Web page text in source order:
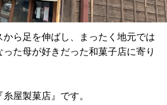
ら足を伸ばし、まったく地元では
た母が好きだった和菓子店に寄り
屋製菓店』です。